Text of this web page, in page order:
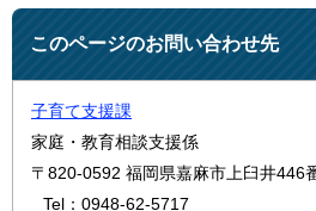
このページのお問い合わせ先
子育て支援課
家庭・教育相談支援係
〒820-0592 福岡県嘉麻市上臼井446
Tel：0948-62-5717